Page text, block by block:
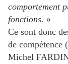
comportement
fonctions. »
Ce sont donc
de
Michel